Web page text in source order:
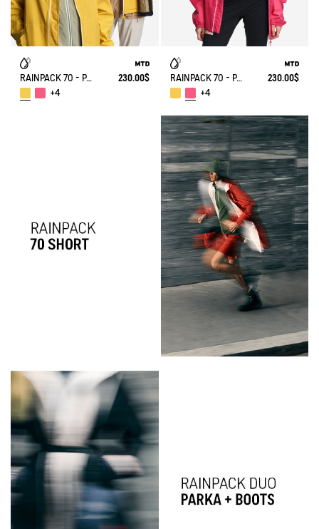
RAINPACK 70 - PACKABLE, UV-C® AND WATERPROOF JACKET
230.00$
+4
RAINPACK 70 - PACKABLE, UV-C® AND WATERPROOF JACKET
230.00$
+4